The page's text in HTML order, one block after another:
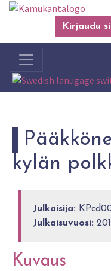
Kirjaudu
kylän
Julkaisija:
Julkaisuvuosi:
Kuvaus